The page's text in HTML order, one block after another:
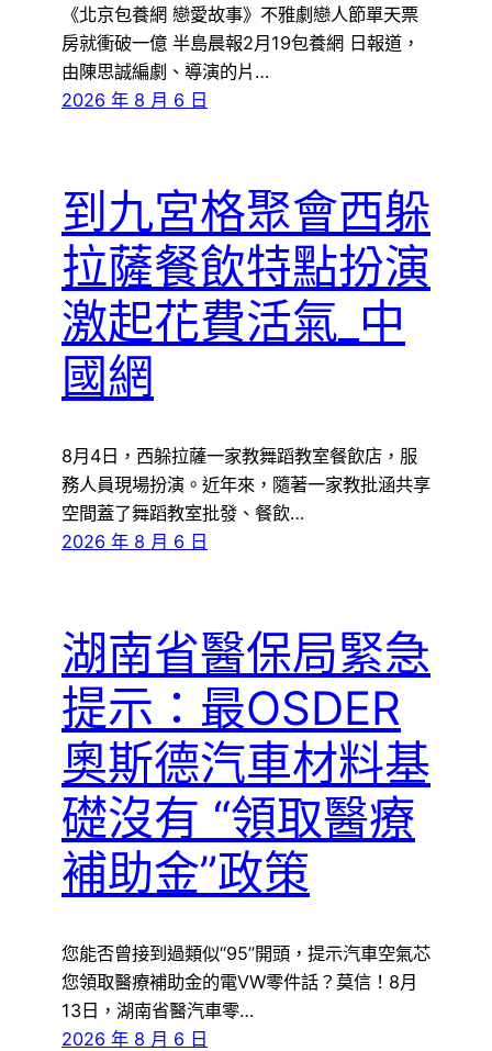
《北京包養網 戀愛故事》不雅劇戀人節單天票
房就衝破一億 半島晨報2月19包養網 日報道，
由陳思誠編劇、導演的片…
2026 年 8 月 6 日
到九宮格聚會西躲
拉薩餐飲特點扮演
激起花費活氣_中
國網
8月4日，西躲拉薩一家教舞蹈教室餐飲店，服
務人員現場扮演。近年來，隨著一家教批涵共享
空間蓋了舞蹈教室批發、餐飲…
2026 年 8 月 6 日
湖南省醫保局緊急
提示：最OSDER
奧斯德汽車材料基
礎沒有 “領取醫療
補助金”政策
您能否曾接到過類似“95”開頭，提示汽車空氣芯
您領取醫療補助金的電VW零件話？莫信！8月
13日，湖南省醫汽車零…
2026 年 8 月 6 日